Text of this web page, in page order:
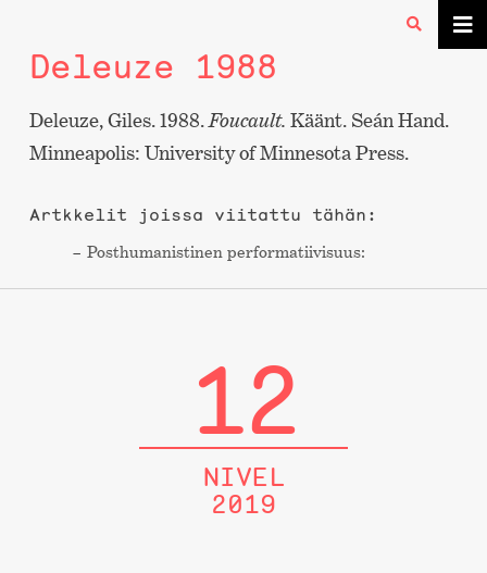
Deleuze 1988
Deleuze, Giles. 1988.Foucault. Käänt. Seán Hand.
Minneapolis: University of Minnesota Press.
Artkkelit joissa viitattu tähän:
Post­humanistinen performa­tiivisuus:
12
NIVEL
2019